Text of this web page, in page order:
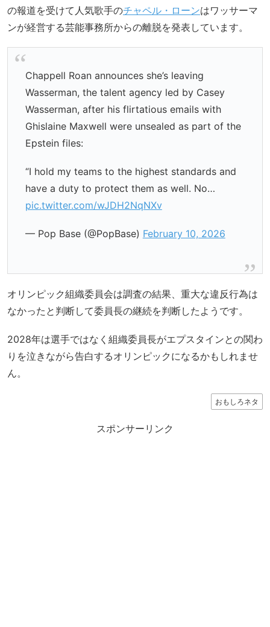
の報道を受けて人気歌手のチャペル・ローンはワッサーマ
ンが経営する芸能事務所からの離脱を発表しています。
Chappell Roan announces she’s leaving
Wasserman, the talent agency led by Casey
Wasserman, after his flirtatious emails with
Ghislaine Maxwell were unsealed as part of the
Epstein files:
“I hold my teams to the highest standards and
have a duty to protect them as well. No…
pic.twitter.com/wJDH2NqNXv
— Pop Base (@PopBase) February 10, 2026
オリンピック組織委員会は調査の結果、重大な違反行為は
なかったと判断して委員長の継続を判断したようです。
2028年は選手ではなく組織委員長がエプスタインとの関わ
りを泣きながら告白するオリンピックになるかもしれませ
ん。
おもしろネタ
スポンサーリンク